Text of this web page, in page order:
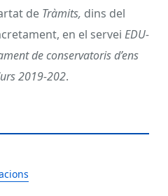
de Tràmits, dins del
en el servei EDU-
de conservatoris d’ens
2019-202.